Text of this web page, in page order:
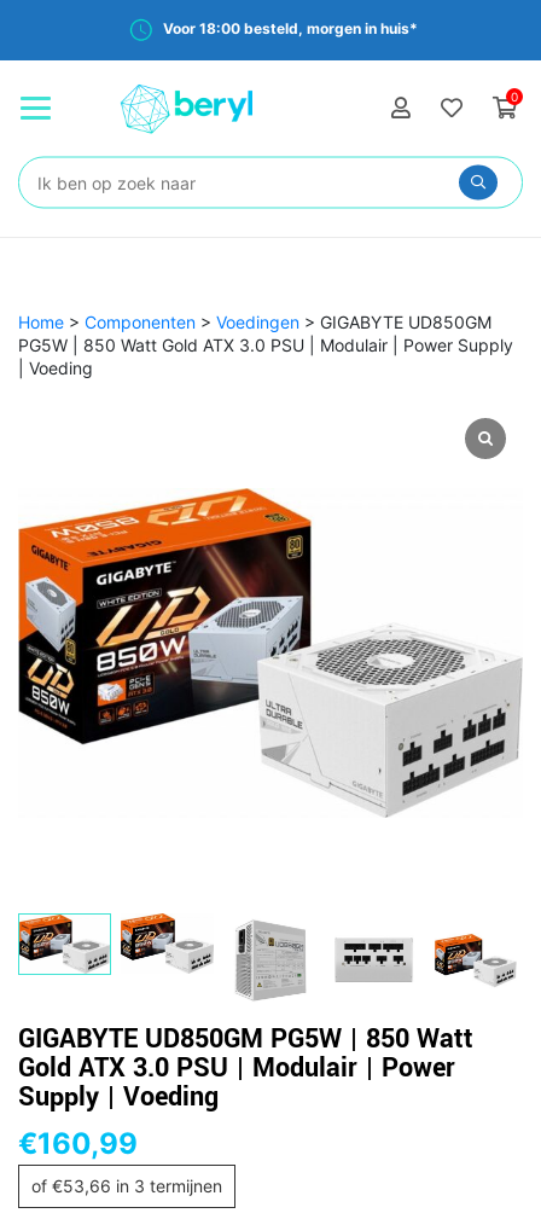
Voor 18:00 besteld, morgen in huis*
0
Zoeken:
Home > Componenten > Voedingen > GIGABYTE UD850GM
PG5W | 850 Watt Gold ATX 3.0 PSU | Modulair | Power Supply
| Voeding
GIGABYTE UD850GM PG5W | 850 Watt
Gold ATX 3.0 PSU | Modulair | Power
Supply | Voeding
€160,99
of €53,66 in 3 termijnen